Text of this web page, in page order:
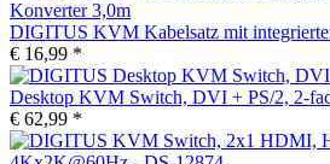
DIGITUS KVM Kabelsatz mit
€ 16,99 *
Desktop KVM Switch, DVI + PS/2, 2-
€ 62,99 *